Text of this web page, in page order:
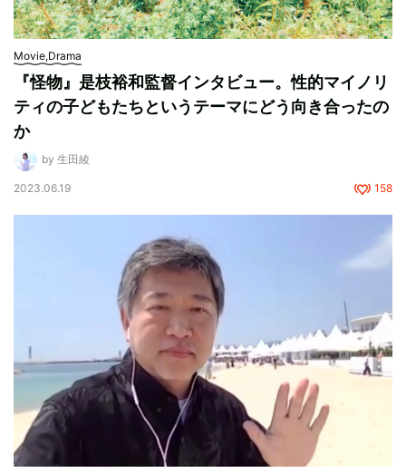
Movie,Drama
『怪物』是枝裕和監督インタビュー。性的マイノリ
ティの子どもたちというテーマにどう向き合ったの
か
by 生田綾
2023.06.19 158